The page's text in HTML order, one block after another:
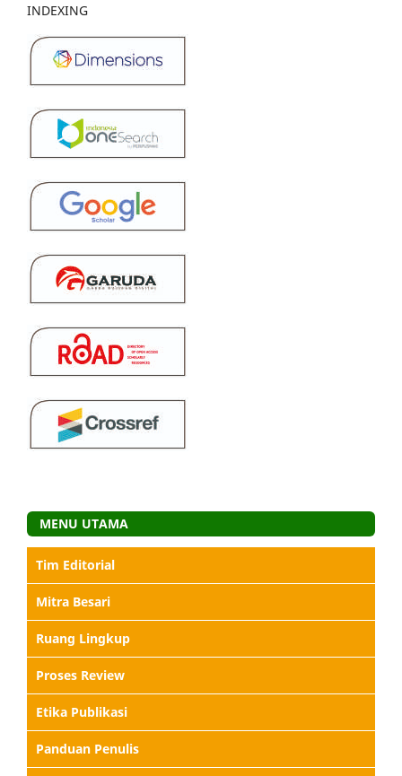
INDEXING
MENU UTAMA
Tim Editorial
Mitra Besari
Ruang Lingkup
Proses Review
Etika Publikasi
Panduan Penulis